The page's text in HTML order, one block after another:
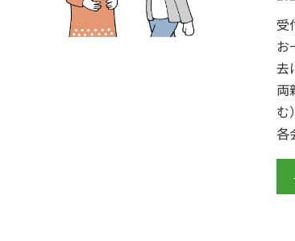
受
お
去
両
む
各